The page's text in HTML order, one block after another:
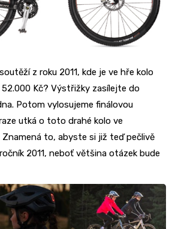
z roku 2011, kde je ve hře kolo
Kč? Výstřižky zasílejte do
Potom vylosujeme finálovou
utká o toto drahé kolo ve
to, abyste si již teď pečlivě
2011, neboť většina otázek bude